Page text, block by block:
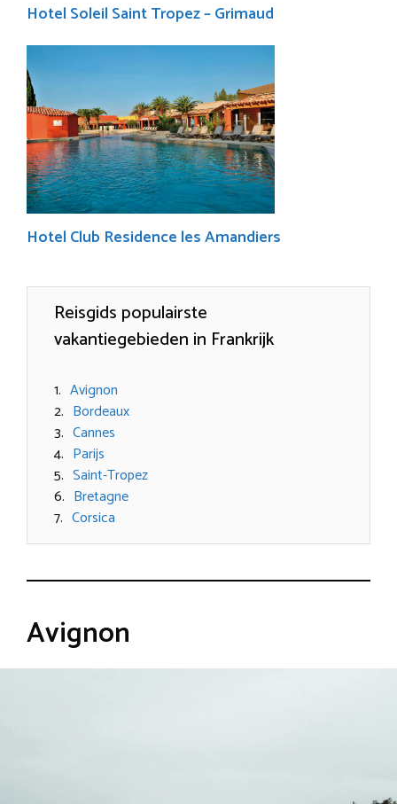
Hotel Soleil Saint Tropez – Grimaud
Hotel Club Residence les Amandiers
Reisgids populairste
vakantiegebieden in Frankrijk
Avignon
Bordeaux
Cannes
Parijs
Saint-Tropez
Bretagne
Corsica
Avignon